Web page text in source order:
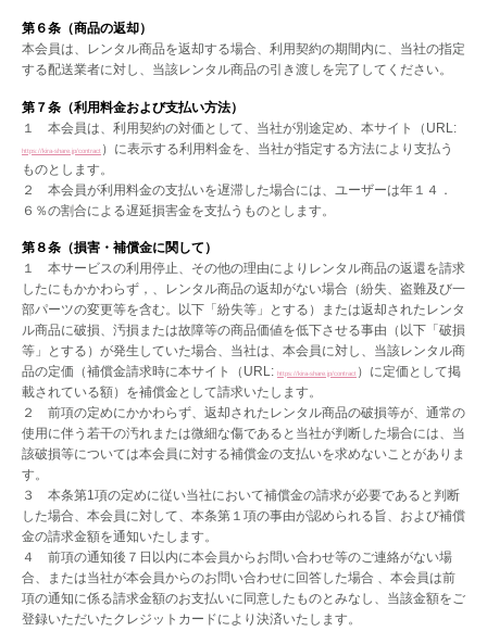
第６条（商品の返却）
本会員は、レンタル商品を返却する場合、利用契約の期間内に、当社の指定
する配送業者に対し、当該レンタル商品の引き渡しを完了してください。
第７条（利用料金および支払い方法）
１ 本会員は、利用契約の対価として、当社が別途定め、本サイト（URL:
https://kira-share.jp/contract ）に表示する利用料金を、当社が指定する方法により支払う
ものとします。
２ 本会員が利用料金の支払いを遅滞した場合には、ユーザーは年１４．
６％の割合による遅延損害金を支払うものとします。
第８条（損害・補償金に関して）
１ 本サービスの利用停止、その他の理由によりレンタル商品の返還を請求
したにもかかわらず，、レンタル商品の返却がない場合（紛失、盗難及び一
部パーツの変更等を含む。以下「紛失等」とする）または返却されたレンタ
ル商品に破損、汚損または故障等の商品価値を低下させる事由（以下「破損
等」とする）が発生していた場合、当社は、本会員に対し、当該レンタル商
品の定価（補償金請求時に本サイト（URL: https://kira-share.jp/contract ）に定価として掲
載されている額）を補償金として請求いたします。
２ 前項の定めにかかわらず、返却されたレンタル商品の破損等が、通常の
使用に伴う若干の汚れまたは微細な傷であると当社が判断した場合には、当
該破損等については本会員に対する補償金の支払いを求めないことがありま
す。
３ 本条第1項の定めに従い当社において補償金の請求が必要であると判断
した場合、本会員に対して、本条第１項の事由が認められる旨、および補償
金の請求金額を通知いたします。
４ 前項の通知後７日以内に本会員からお問い合わせ等のご連絡がない場
合、または当社が本会員からのお問い合わせに回答した場合 、本会員は前
項の通知に係る請求金額のお支払いに同意したものとみなし、当該金額をご
登録いただいたクレジットカードにより決済いたします。